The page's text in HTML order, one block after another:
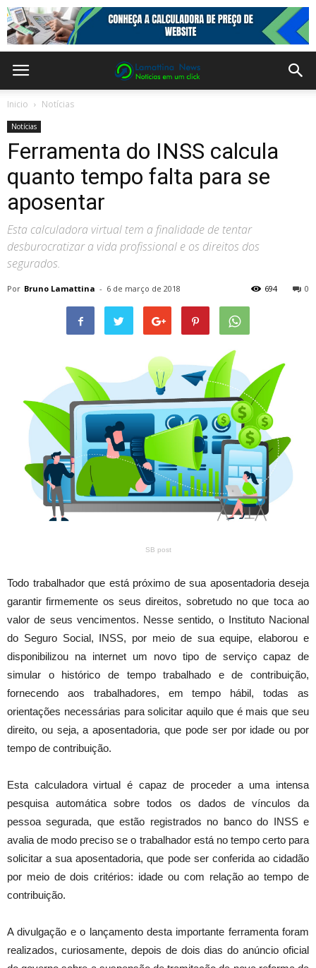
Inicio Notícias
Notícias
Ferramenta do INSS calcula
quanto tempo falta para se
aposentar
Esta calculadora virtual tem a finalidade de tentar
desburocratizar a vida profissional e os direitos dos
segurados.
Por Bruno Lamattina - 6 de março de 2018 0
694
SB post
Todo trabalhador que está próximo de sua aposentadoria deseja
garantir firmemente os seus direitos, sobretudo no que toca ao
valor de seus vencimentos. Nesse sentido, o Instituto Nacional
do Seguro Social, INSS, por meio de sua equipe, elaborou e
disponibilizou na internet um novo tipo de serviço capaz de
simular o histórico de tempo trabalhado e de contribuição,
fornecendo aos trabalhadores, em tempo hábil, todas as
orientações necessárias para solicitar aquilo que é mais que seu
direito, ou seja, a aposentadoria, que pode ser por idade ou por
tempo de contribuição.
Esta calculadora virtual é capaz de proceder a uma intensa
pesquisa automática sobre todos os dados de vínculos da
pessoa segurada, que estão registrados no banco do INSS e
avalia de modo preciso se o trabalhador está no tempo certo para
solicitar a sua aposentadoria, que pode ser conferida ao cidadão
por meio de dois critérios: idade ou com relação ao tempo de
contribuição.
A divulgação e o lançamento desta importante ferramenta foram
realizados, curiosamente, depois de dois dias do anúncio oficial